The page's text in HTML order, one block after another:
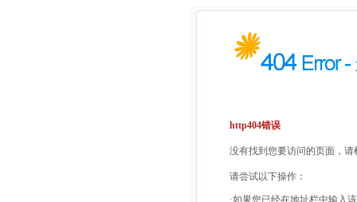
http404错误
没有找到您要访问的页面，
请尝试以下操作：
·如果您已经在地址栏中输入